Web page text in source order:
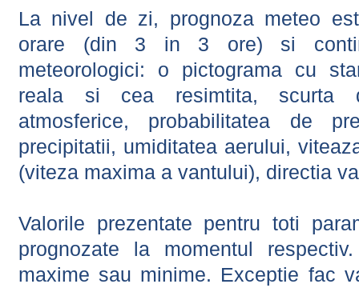
La nivel de zi, prognoza meteo
orare (din 3 in 3 ore) si
meteorologici: o pictograma cu
reala si cea resimtita, scurta
atmosferice, probabilitatea de
precipitatii, umiditatea aerului,
(viteza maxima a vantului), directia
Valorile prezentate pentru toti
prognozate la momentul
maxime sau minime. Exceptie fac